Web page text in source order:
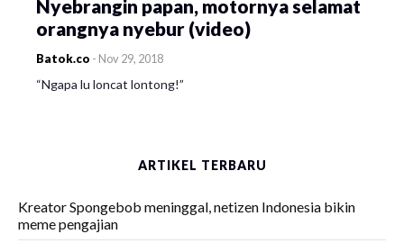
Nyebrangin papan, motornya selamat
orangnya nyebur (video)
Batok.co - Nov 29, 2018
“Ngapa lu loncat lontong!”
ARTIKEL TERBARU
Kreator Spongebob meninggal, netizen Indonesia bikin
meme pengajian